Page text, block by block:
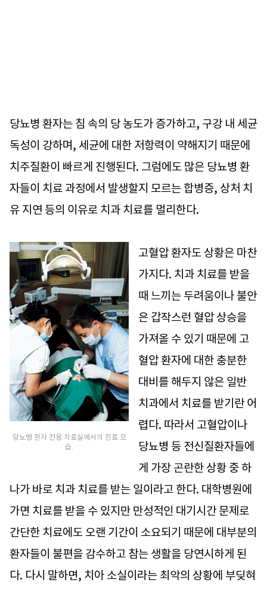
당뇨병 환자는 침 속의 당 농도가 증가하고, 구강 내 세균
독성이 강하며, 세균에 대한 저항력이 약해지기 때문에
치주질환이 빠르게 진행된다. 그럼에도 많은 당뇨병 환
자들이 치료 과정에서 발생할지 모르는 합병증, 상처 치
유 지연 등의 이유로 치과 치료를 멀리한다.
당뇨병 환자 전용 치료실에서의 진료 모
습.
고혈압 환자도 상황은 마찬
가지다. 치과 치료를 받을
때 느끼는 두려움이나 불안
은 갑작스런 혈압 상승을
가져올 수 있기 때문에 고
혈압 환자에 대한 충분한
대비를 해두지 않은 일반
치과에서 치료를 받기란 어
렵다. 따라서 고혈압이나
당뇨병 등 전신질환자들에
게 가장 곤란한 상황 중 하
나가 바로 치과 치료를 받는 일이라고 한다. 대학병원에
가면 치료를 받을 수 있지만 만성적인 대기시간 문제로
간단한 치료에도 오랜 기간이 소요되기 때문에 대부분의
환자들이 불편을 감수하고 참는 생활을 당연시하게 된
다. 다시 말하면, 치아 소실이라는 최악의 상황에 부딪혀